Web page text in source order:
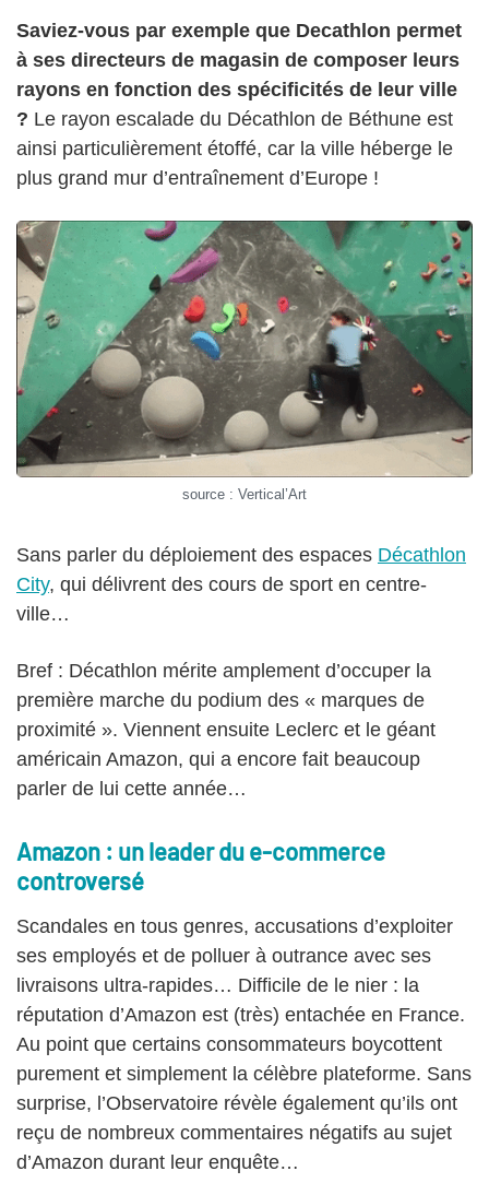
Saviez-vous par exemple que Decathlon permet
à ses directeurs de magasin de composer leurs
rayons en fonction des spécificités de leur ville
? Le rayon escalade du Décathlon de Béthune est
ainsi particulièrement étoffé, car la ville héberge le
plus grand mur d’entraînement d’Europe !
source : Vertical’Art
Sans parler du déploiement des espaces Décathlon
City, qui délivrent des cours de sport en centre-
ville…
Bref : Décathlon mérite amplement d’occuper la
première marche du podium des « marques de
proximité ». Viennent ensuite Leclerc et le géant
américain Amazon, qui a encore fait beaucoup
parler de lui cette année…
Amazon : un leader du e-commerce
controversé
Scandales en tous genres, accusations d’exploiter
ses employés et de polluer à outrance avec ses
livraisons ultra-rapides… Difficile de le nier : la
réputation d’Amazon est (très) entachée en France.
Au point que certains consommateurs boycottent
purement et simplement la célèbre plateforme. Sans
surprise, l’Observatoire révèle également qu’ils ont
reçu de nombreux commentaires négatifs au sujet
d’Amazon durant leur enquête…